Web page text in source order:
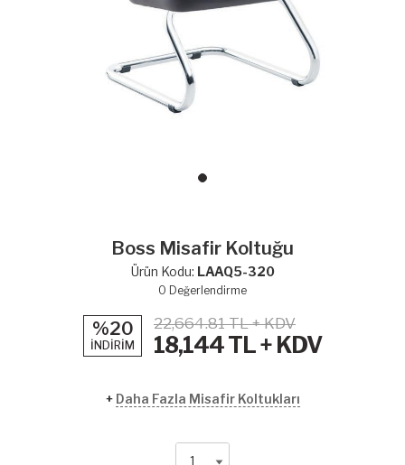
Boss Misafir Koltuğu
Ürün Kodu: LAAQ5-320
0 Değerlendirme
%20
İNDİRİM
22,664.81 TL + KDV
18,144TL + KDV
+ Daha Fazla Misafir Koltukları